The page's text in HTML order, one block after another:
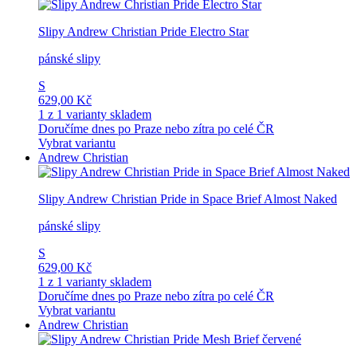
Slipy Andrew Christian Pride Electro Star
pánské slipy
S
629,00 Kč
1 z 1 varianty skladem
Doručíme dnes po Praze nebo zítra po celé ČR
Vybrat variantu
Andrew Christian
Slipy Andrew Christian Pride in Space Brief Almost Naked
pánské slipy
S
629,00 Kč
1 z 1 varianty skladem
Doručíme dnes po Praze nebo zítra po celé ČR
Vybrat variantu
Andrew Christian